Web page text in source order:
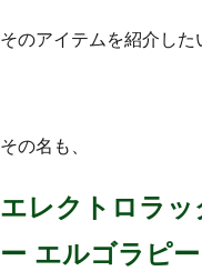
そのアイテムを紹介した
その名も、
エレクトロラ
ー エルゴラピ